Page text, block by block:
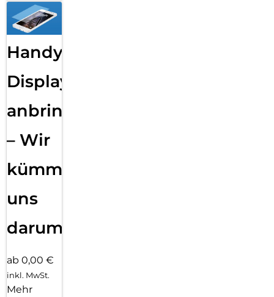
Handy
Displayfolie
anbringen
– Wir
kümmern
uns
darum!
ab 0,00 €
inkl. MwSt.
Mehr